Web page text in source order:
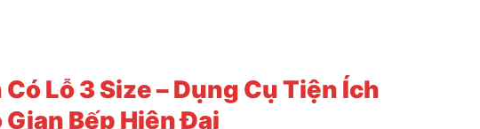
Lỗ 3 Size – Dụng Cụ Tiện Ích
Gian Bếp Hiện Đại